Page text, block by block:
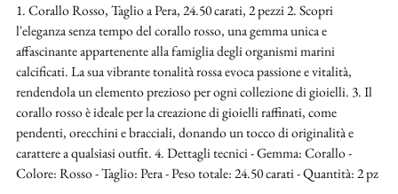
al
carrello...
1. Corallo Rosso, Taglio a Pera, 24.50 carati, 2 pezzi 2. Scopri
l'eleganza senza tempo del corallo rosso, una gemma unica e
affascinante appartenente alla famiglia degli organismi marini
calcificati. La sua vibrante tonalità rossa evoca passione e vitalità,
rendendola un elemento prezioso per ogni collezione di gioielli. 3. Il
corallo rosso è ideale per la creazione di gioielli raffinati, come
pendenti, orecchini e bracciali, donando un tocco di originalità e
carattere a qualsiasi outfit. 4. Dettagli tecnici - Gemma: Corallo -
Colore: Rosso - Taglio: Pera - Peso totale: 24.50 carati - Quantità: 2 pz